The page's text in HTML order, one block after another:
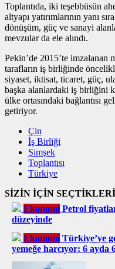
Toplantıda, iki teşebbüsün
altyapı yatırımlarının yanı
dönüşüm, güç ve sanayi
mevzular da ele alındı.
Pekin’de 2015’te imzalanan
tarafların iş birliğinde
siyaset, iktisat, ticaret, güç,
başka alanlardaki iş birliğini
ülke ortasındaki bağlantısı
getiriyor.
Çin
İş Birliği
Şimşek
Toplantısı
Türkiye
SİZİN İÇİN
Ekonomi Petrol
düzeyinde
Ekonomi Türkiye’ye
yemeğe harcıyor: 6